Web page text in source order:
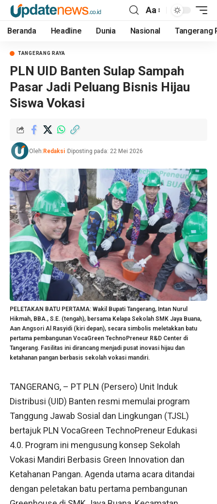
Aa
Beranda Headline Dunia Nasional Tangerang
TANGERANG RAYA
PLN UID Banten Sulap Sampah
Pasar Jadi Peluang Bisnis Hijau
Siswa Vokasi
Oleh: Redaksi Diposting pada: 22 Mei 2026
PELETAKAN BATU PERTAMA: Wakil Bupati Tangerang, Intan Nurul
Hikmah, BBA., S.E. (tengah), bersama Kelapa Sekolah SMK Jaya Buana,
Aan Angsori Al Rasyidi (kiri depan), secara simbolis meletakkan batu
pertama pembangunan VocaGreen TechnoPreneur R&D Center di
Tangerang. Fasilitas ini dirancang menjadi pusat inovasi hijau dan
ketahanan pangan berbasis sekolah vokasi mandiri.
TANGERANG, – PT PLN (Persero) Unit Induk
Distribusi (UID) Banten resmi memulai program
Tanggung Jawab Sosial dan Lingkungan (TJSL)
bertajuk PLN VocaGreen TechnoPreneur Edukasi
4.0. Program ini mengusung konsep Sekolah
Vokasi Mandiri Berbasis Green Innovation dan
Ketahanan Pangan. Agenda utama acara ditandai
dengan peletakan batu pertama pembangunan